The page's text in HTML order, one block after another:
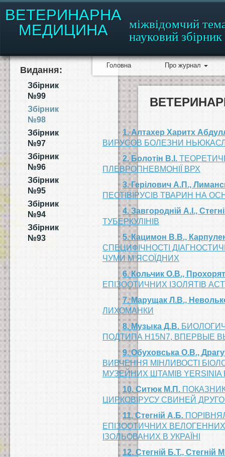
ВЕТЕРИНАРНА
МЕДИЦИНА
міжвідомчий
науковий збірник
Видання:
Збірник
№99
Збірник
№98
Збірник
№97
Збірник
№96
Збірник
№95
Збірник
№94
Збірник
№93
Головна Про журнал
1. Алтахер Харитх
ВИРУСОВ БОЛЕЗНИ
2. Болотін В.І.
ПЛЕВРОПНЕВМОНІЇ ВРХ
3. Герілович А.П.,
ПЕСТІВІРУСІВ ТВАРИН НА
4. Завгородній А.І.,
ТУБЕРКУЛІНІВ
5. Кацимон В.В.,
СПЕЦИФІЧНОСТІ
ЧУМИ М’ЯСОЇДНИХ
6. Кольчик О.В.,
ЕПІЗООТИЧНИХ ІЗОЛЯТІВ
7. Марущак Л.В.,
ЛИХОМАНКИ
8. Музыка Д.В.
ПОДТИПА Н15N7, ВПЕРВЫЕ
9. Обуховська О.В.,
ВИВЧЕННЯ МІНЛИВОСТІ
МУЗЕЙНИХ ШТАМІВ YERSINIA
10. Ситюк М.П.
ЦИРКОВІРУСУ СВИНЕЙ
11. Стегній А.Б.
ЕПІЗООТИЧНИХ
ІЗОЛЬОВАНИХ В УКРАЇНІ
12. Стегній Б.Т., Стегній